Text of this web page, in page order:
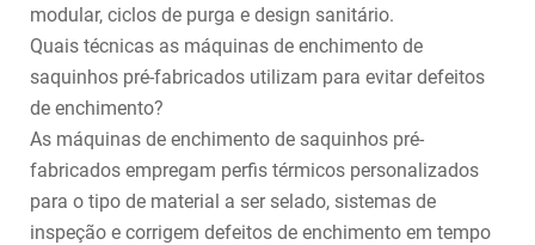
modular, ciclos de purga e design sanitário.
Quais técnicas as máquinas de enchimento de
saquinhos pré-fabricados utilizam para evitar defeitos
de enchimento?
As máquinas de enchimento de saquinhos pré-
fabricados empregam perfis térmicos personalizados
para o tipo de material a ser selado, sistemas de
inspeção e corrigem defeitos de enchimento em tempo